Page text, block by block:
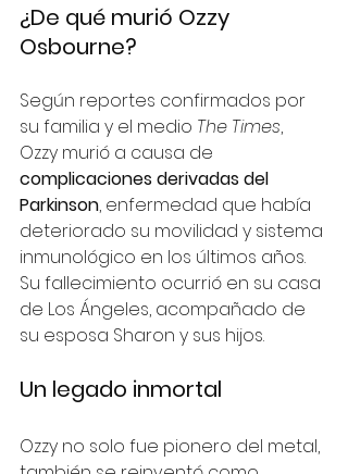
¿De qué murió Ozzy
Osbourne?
Según reportes confirmados por
su familia y el medio The Times,
Ozzy murió a causa de
complicaciones derivadas del
Parkinson, enfermedad que había
deteriorado su movilidad y sistema
inmunológico en los últimos años.
Su fallecimiento ocurrió en su casa
de Los Ángeles, acompañado de
su esposa Sharon y sus hijos.
Un legado inmortal
Ozzy no solo fue pionero del metal,